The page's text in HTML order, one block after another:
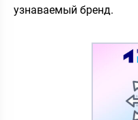
узнаваемый бренд.